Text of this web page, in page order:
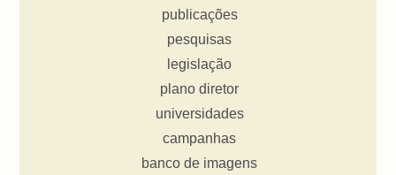
publicações
pesquisas
legislação
plano diretor
universidades
campanhas
banco de imagens